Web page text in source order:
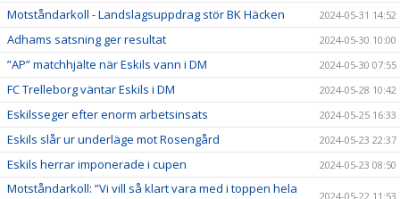
Motståndarkoll - Landslagsuppdrag stör BK Häcken 2024-05-31 14:52
Adhams satsning ger resultat 2024-05-30 10:00
”AP” matchhjälte när Eskils vann i DM 2024-05-30 07:55
FC Trelleborg väntar Eskils i DM 2024-05-28 10:42
Eskilsseger efter enorm arbetsinsats 2024-05-25 16:33
Eskils slår ur underläge mot Rosengård 2024-05-23 22:37
Eskils herrar imponerade i cupen 2024-05-23 08:50
Motståndarkoll: ”Vi vill så klart vara med i toppen hela
2024-05-22 11:53